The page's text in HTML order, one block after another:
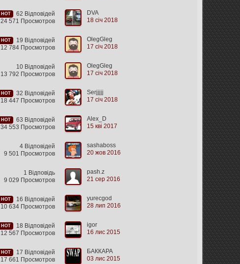
HOT
62 Відповідей
24 571 Просмотров
DVA
18 січ 2018
HOT
19 Відповідей
12 784 Просмотров
OlegGleg
17 січ 2018
10 Відповідей
13 792 Просмотров
OlegGleg
17 січ 2018
HOT
32 Відповідей
18 447 Просмотров
Serjjjjj
17 січ 2018
HOT
63 Відповідей
34 553 Просмотров
Alex_D
15 кві 2017
4 Відповідей
9 501 Просмотров
sashaboss
20 жов 2016
1 Відповідь
9 029 Просмотров
pash.z
21 сер 2016
HOT
16 Відповідей
10 634 Просмотров
yurecgod
28 лип 2016
HOT
18 Відповідей
12 567 Просмотров
igor
16 лис 2015
HOT
17 Відповідей
17 661 Просмотров
БАККАРА
03 лис 2015